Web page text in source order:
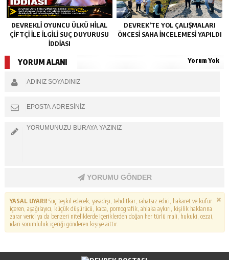
DEVREKLİ OYUNCU ÜLKÜ HİLAL
ÇİFTÇİ İLE İLGİLİ SUÇ DUYURUSU
İDDİASI
DEVREK’TE YOL ÇALIŞMALARI
ÖNCESI SAHA İNCELEMESI YAPILDI
YORUM ALANI Yorum Yok
YORUMU GÖNDER
YASAL UYARI!Suç teşkil edecek, yasadışı, tehditkar, rahatsız edici, hakaret ve küfür
içeren, aşağılayıcı, küçük düşürücü, kaba, pornografik, ahlaka aykırı, kişilik haklarına
zarar verici ya da benzeri niteliklerde içeriklerden doğan her türlü mali, hukuki, cezai,
idari sorumluluk içeriği gönderen kişiye aittir.